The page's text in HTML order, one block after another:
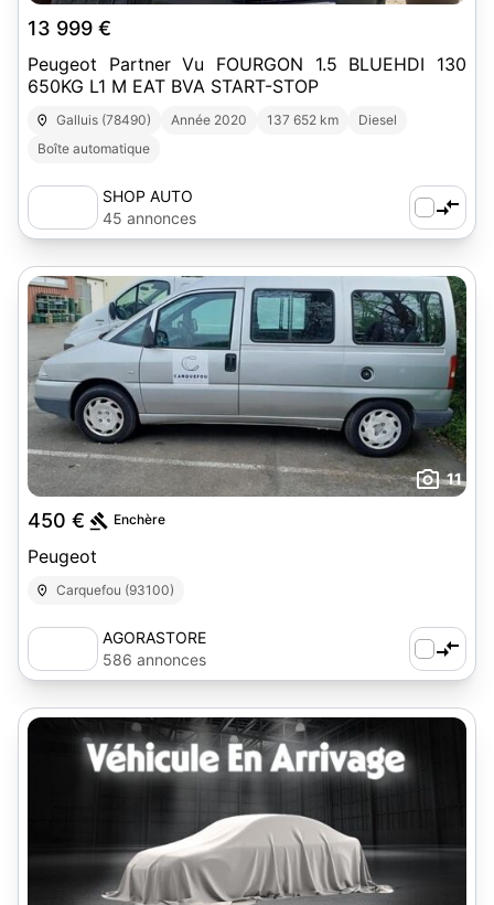
13 999 €
Peugeot Partner Vu FOURGON 1.5 BLUEHDI 130
650KG L1 M EAT BVA START-STOP
Galluis (78490) Année 2020 137 652 km
Diesel
Boîte automatique
SHOP AUTO
45 annonces
11
450 € Enchère
Peugeot
Carquefou (93100)
AGORASTORE
586 annonces